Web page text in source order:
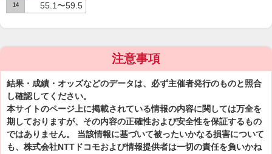
14 55.1〜59.5
注意事項
結果・成績・オッズなどのデータは、必ず主催者発行のものと照合
し確認してください。
本サイトのページ上に掲載されている情報の内容に関しては万全を
期しておりますが、その内容の正確性および安全性を保証するもの
ではありません。 当該情報に基づいて被ったいかなる損害について
も、株式会社NTTドコモおよび情報提供者は一切の責任を負いかね